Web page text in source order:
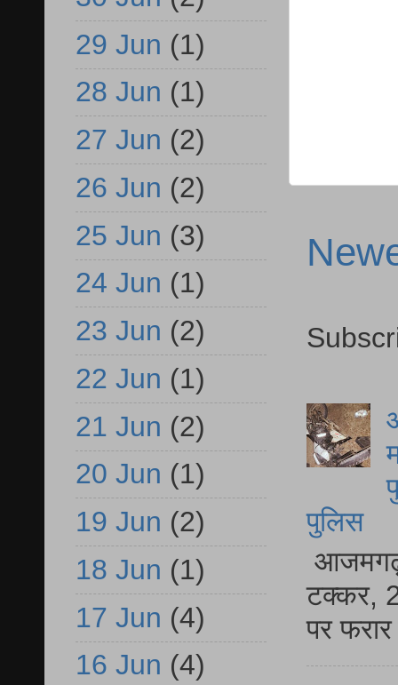
पुलिस
आजमगढ़
टक्कर,
पर
29 Jun (1)
28 Jun (1)
27 Jun (2)
26 Jun (2)
25 Jun (3)
24 Jun (1)
23 Jun (2)
22 Jun (1)
21 Jun (2)
20 Jun (1)
19 Jun (2)
18 Jun (1)
17 Jun (4)
16 Jun (4)